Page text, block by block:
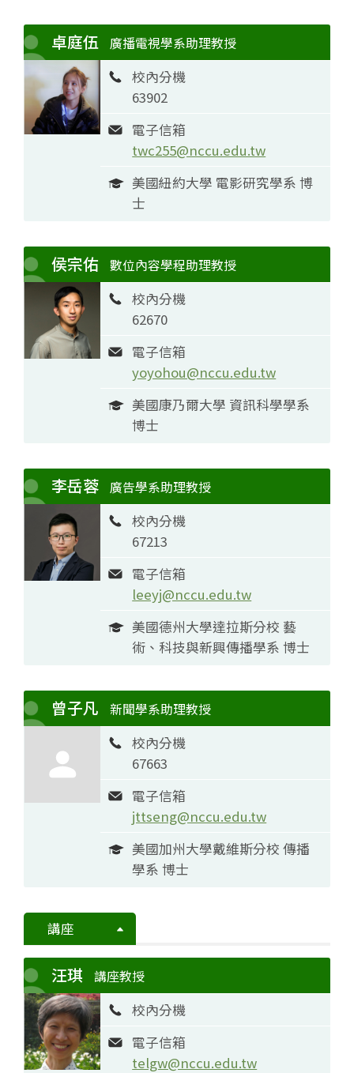
卓庭伍 廣播電視學系助理教授
校內分機
63902
電子信箱
twc255@nccu.edu.tw
美國紐約大學 電影研究學系 博
士
侯宗佑 數位內容學程助理教授
校內分機
62670
電子信箱
yoyohou@nccu.edu.tw
美國康乃爾大學 資訊科學學系
博士
李岳蓉 廣告學系助理教授
校內分機
67213
電子信箱
leeyj@nccu.edu.tw
美國德州大學達拉斯分校 藝
術、科技與新興傳播學系 博士
曾子凡 新聞學系助理教授
校內分機
67663
電子信箱
jttseng@nccu.edu.tw
美國加州大學戴維斯分校 傳播
學系 博士
講座
汪琪 講座教授
校內分機
電子信箱
telgw@nccu.edu.tw